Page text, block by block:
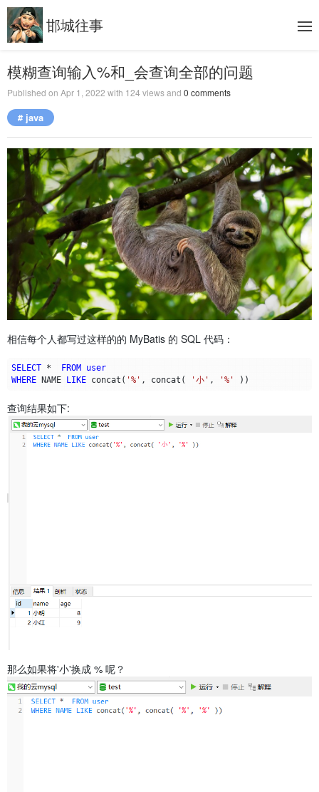
邯城往事
模糊查询输入%和_会查询全部的问题
Published on Apr 1, 2022 with 124 views and 0 comments
# java
相信每个人都写过这样的的 MyBatis 的 SQL 代码：
SELECT * FROM user
WHERE NAME LIKE concat ( '%' , concat ( '小' , '%' ))
查询结果如下:
那么如果将'小'换成 % 呢？